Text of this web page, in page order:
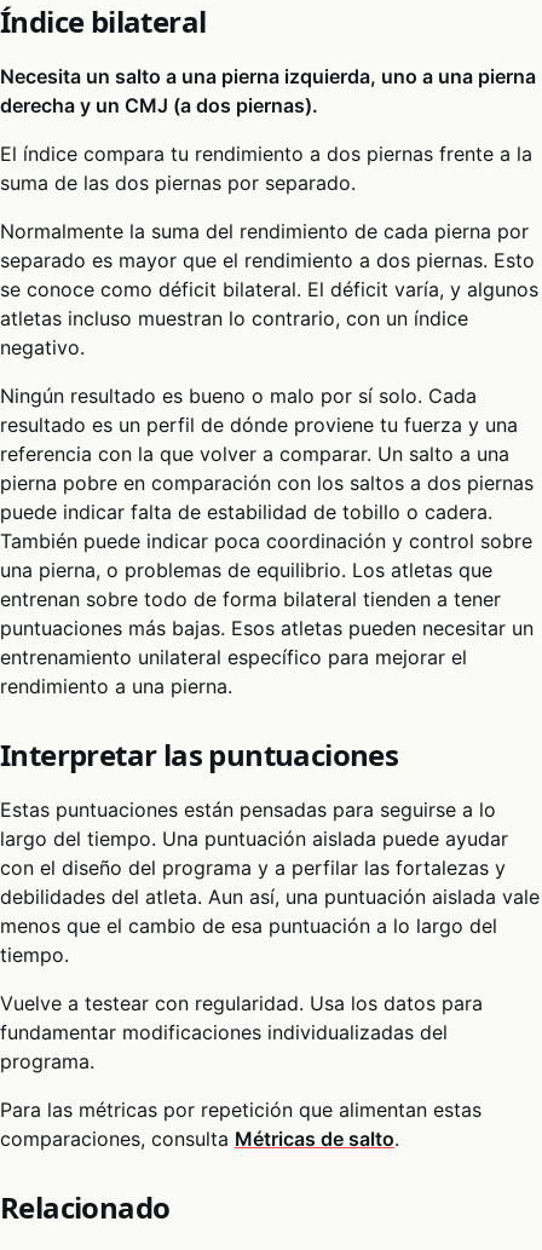
Índice bilateral
Necesita un salto a una pierna izquierda, uno a una pierna
derecha y un CMJ (a dos piernas).
El índice compara tu rendimiento a dos piernas frente a la
suma de las dos piernas por separado.
Normalmente la suma del rendimiento de cada pierna por
separado es mayor que el rendimiento a dos piernas. Esto
se conoce como déficit bilateral. El déficit varía, y algunos
atletas incluso muestran lo contrario, con un índice
negativo.
Ningún resultado es bueno o malo por sí solo. Cada
resultado es un perfil de dónde proviene tu fuerza y una
referencia con la que volver a comparar. Un salto a una
pierna pobre en comparación con los saltos a dos piernas
puede indicar falta de estabilidad de tobillo o cadera.
También puede indicar poca coordinación y control sobre
una pierna, o problemas de equilibrio. Los atletas que
entrenan sobre todo de forma bilateral tienden a tener
puntuaciones más bajas. Esos atletas pueden necesitar un
entrenamiento unilateral específico para mejorar el
rendimiento a una pierna.
Interpretar las puntuaciones
Estas puntuaciones están pensadas para seguirse a lo
largo del tiempo. Una puntuación aislada puede ayudar
con el diseño del programa y a perfilar las fortalezas y
debilidades del atleta. Aun así, una puntuación aislada vale
menos que el cambio de esa puntuación a lo largo del
tiempo.
Vuelve a testear con regularidad. Usa los datos para
fundamentar modificaciones individualizadas del
programa.
Para las métricas por repetición que alimentan estas
comparaciones, consulta Métricas de salto.
Relacionado